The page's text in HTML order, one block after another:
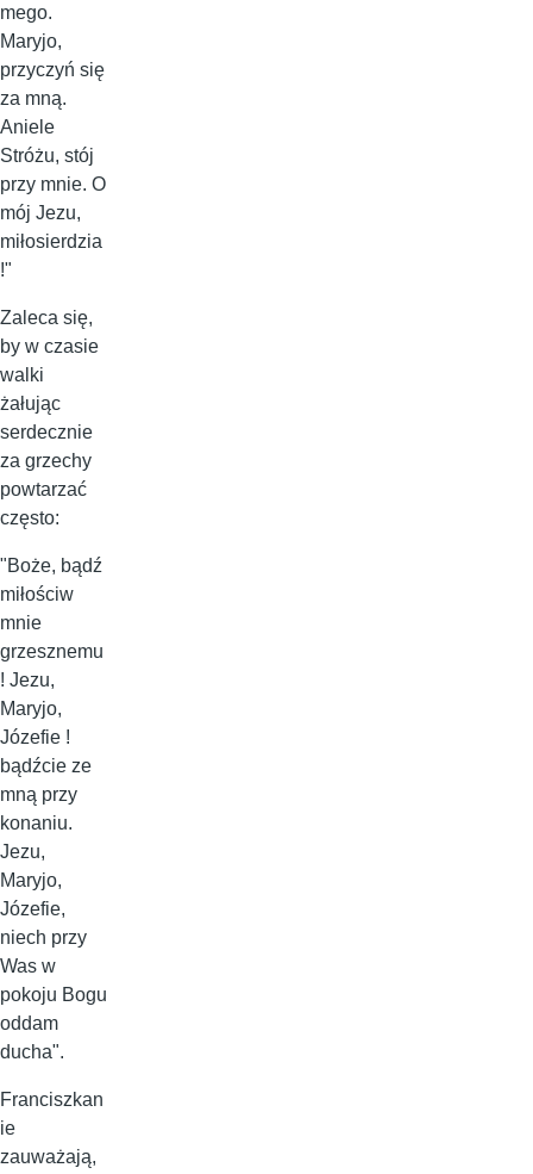
mego.
Maryjo,
przyczyń się
za mną.
Aniele
Stróżu, stój
przy mnie. O
mój Jezu,
miłosierdzia
!"
Zaleca się,
by w czasie
walki
żałując
serdecznie
za grzechy
powtarzać
często:
"Boże, bądź
miłościw
mnie
grzesznemu
! Jezu,
Maryjo,
Józefie !
bądźcie ze
mną przy
konaniu.
Jezu,
Maryjo,
Józefie,
niech przy
Was w
pokoju Bogu
oddam
ducha".
Franciszkan
ie
zauważają,